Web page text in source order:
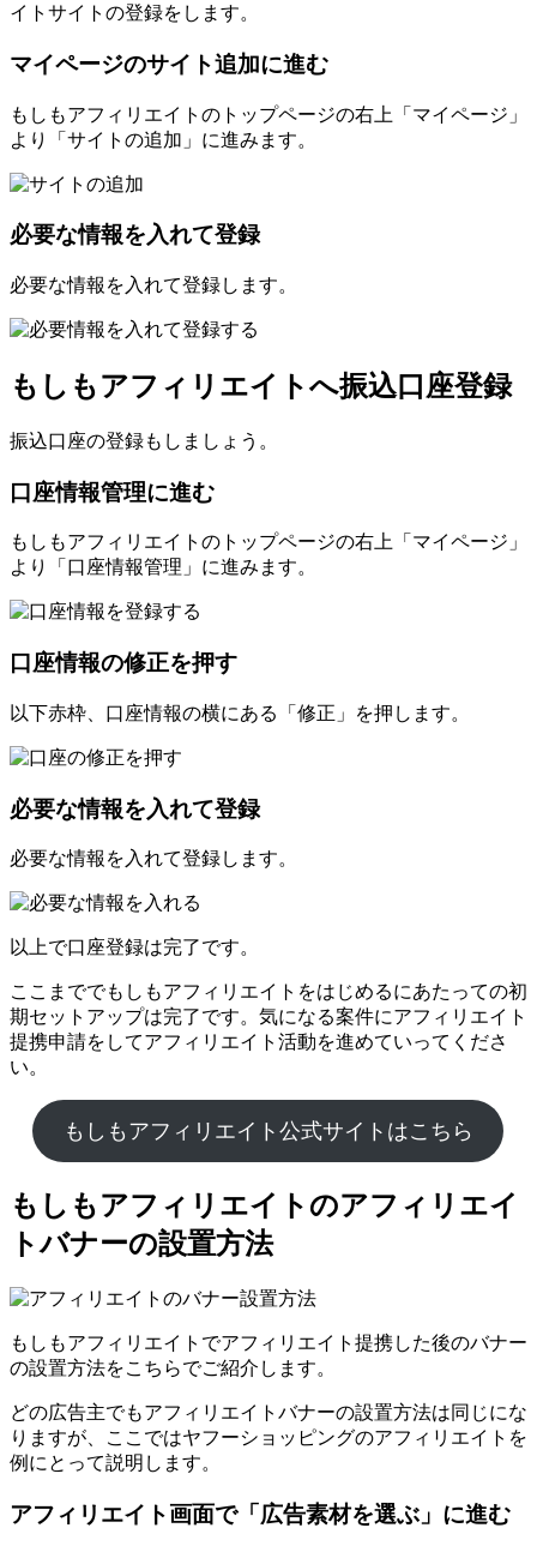
イトサイトの登録をします。
マイページのサイト追加に進む
もしもアフィリエイトのトップページの右上「マイページ」
より「サイトの追加」に進みます。
必要な情報を入れて登録
必要な情報を入れて登録します。
もしもアフィリエイトへ振込口座登録
振込口座の登録もしましょう。
口座情報管理に進む
もしもアフィリエイトのトップページの右上「マイページ」
より「口座情報管理」に進みます。
口座情報の修正を押す
以下赤枠、口座情報の横にある「修正」を押します。
必要な情報を入れて登録
必要な情報を入れて登録します。
以上で口座登録は完了です。
ここまででもしもアフィリエイトをはじめるにあたっての初
期セットアップは完了です。気になる案件にアフィリエイト
提携申請をしてアフィリエイト活動を進めていってくださ
い。
もしもアフィリエイト公式サイトはこちら
もしもアフィリエイトのアフィリエイ
トバナーの設置方法
もしもアフィリエイトでアフィリエイト提携した後のバナー
の設置方法をこちらでご紹介します。
どの広告主でもアフィリエイトバナーの設置方法は同じにな
りますが、ここではヤフーショッピングのアフィリエイトを
例にとって説明します。
アフィリエイト画面で「広告素材を選ぶ」に進む